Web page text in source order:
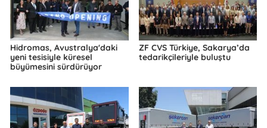
Hidromas, Avustralya'daki
yeni tesisiyle küresel
büyümesini sürdürüyor
ZF CVS Türkiye, Sakarya’da
tedarikçileriyle buluştu